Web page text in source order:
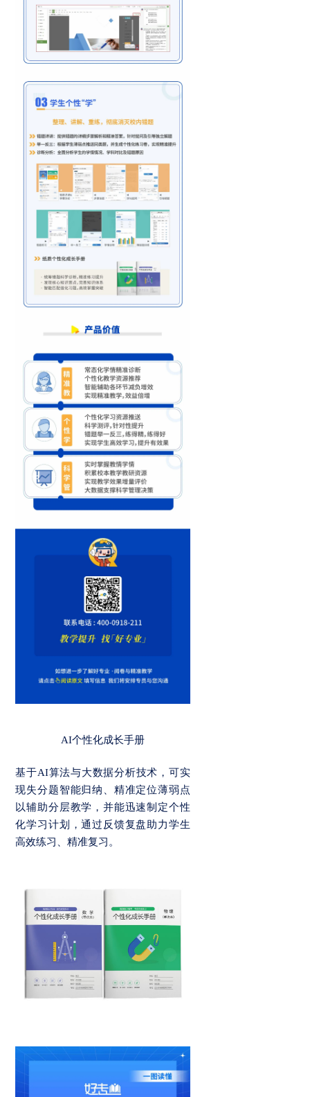
AI个性化成长手册
基于AI算法与大数据分析技术，可实
现失分题智能归纳、精准定位薄弱点
以辅助分层教学，并能迅速制定个性
化学习计划，通过反馈复盘助力学生
高效练习、精准复习。